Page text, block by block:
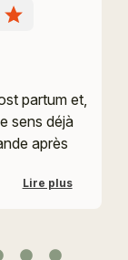
partum et,
sens déjà
après
Lire plus